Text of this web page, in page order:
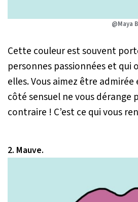
@Maya
Cette couleur est souvent
personnes passionnées et qui
elles. Vous aimez être
côté sensuel ne vous dérange
contraire ! C’est ce qui vous
2. Mauve.